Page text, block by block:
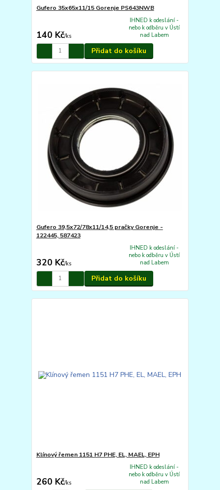
Gufero 35x65x11/15 Gorenje PS643NWB
140 Kč/ks
IHNED k odeslání -
nebo k odběru v Ústí
nad Labem
Přidat do košíku
Gufero 39,5x72/78x11/14,5 pračky Gorenje -
122445, 587423
320 Kč/ks
IHNED k odeslání -
nebo k odběru v Ústí
nad Labem
Přidat do košíku
Klínový řemen 1151 H7 PHE, EL, MAEL, EPH
260 Kč/ks
IHNED k odeslání -
nebo k odběru v Ústí
nad Labem